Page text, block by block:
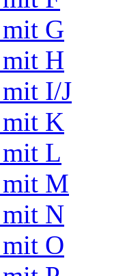
G
mit H
mit I/J
mit K
mit L
mit M
mit N
O